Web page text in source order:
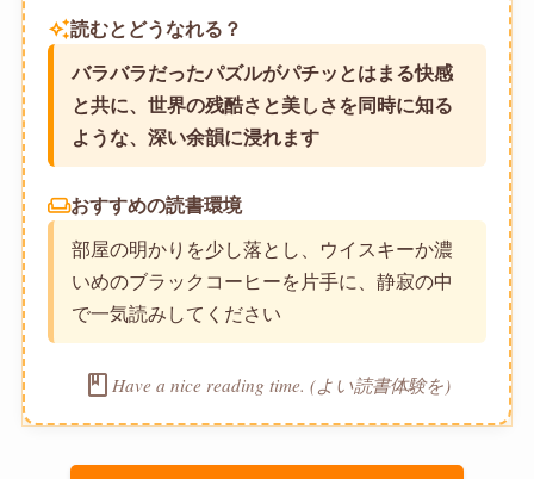
auto_awesome読むとどうなれる？
バラバラだったパズルがパチッとはまる快感
と共に、世界の残酷さと美しさを同時に知る
ような、深い余韻に浸れます
weekendおすすめの読書環境
部屋の明かりを少し落とし、ウイスキーか濃
いめのブラックコーヒーを片手に、静寂の中
で一気読みしてください
book Have a nice reading time. (よい読書体験を)